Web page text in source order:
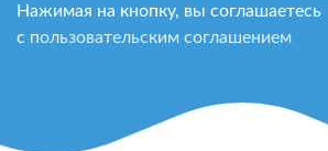
Нажимая на кнопку, вы соглашаетесь
с пользовательским соглашением